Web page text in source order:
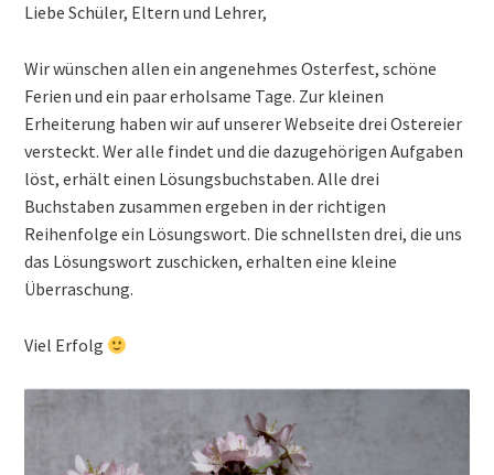
Downloads
Lehrer
Eltern & Schüler
News
Aktuelles
Schuljahr 2023/24
Liebe Schüler, Eltern und Lehrer,
Wir wünschen allen ein angenehmes Osterfest, schöne
Ferien und ein paar erholsame Tage. Zur kleinen
Erheiterung haben wir auf unserer Webseite drei Ostereier
versteckt. Wer alle findet und die dazugehörigen Aufgaben
löst, erhält einen Lösungsbuchstaben. Alle drei
Buchstaben zusammen ergeben in der richtigen
Reihenfolge ein Lösungswort. Die schnellsten drei, die uns
das Lösungswort zuschicken, erhalten eine kleine
Überraschung.
Viel Erfolg